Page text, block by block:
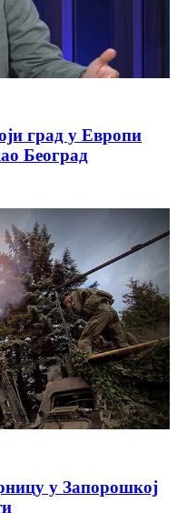
град у Европи
Београд
у Запорошкој